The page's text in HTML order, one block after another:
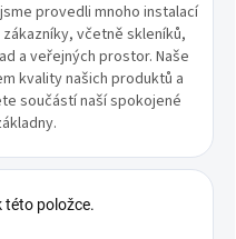
provedli mnoho instalací
včetně skleníků,
a veřejných prostor. Naše
kvality našich produktů a
součástí naší spokojené
této položce.